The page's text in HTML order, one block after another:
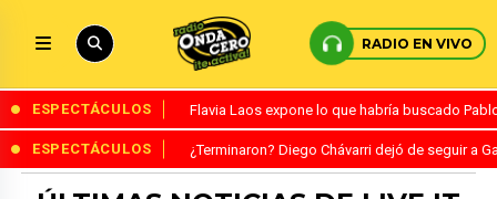
RADIO EN VIVO
ESPECTÁCULOS Flavia Laos expone lo que habría buscado
ESPECTÁCULOS ¿Terminaron? Diego Chávarri dejó de seguir a